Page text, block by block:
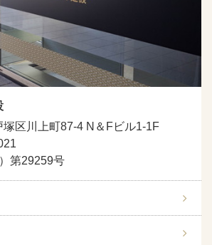
区川上町87-4 N＆Fビル1-1F
第29259号